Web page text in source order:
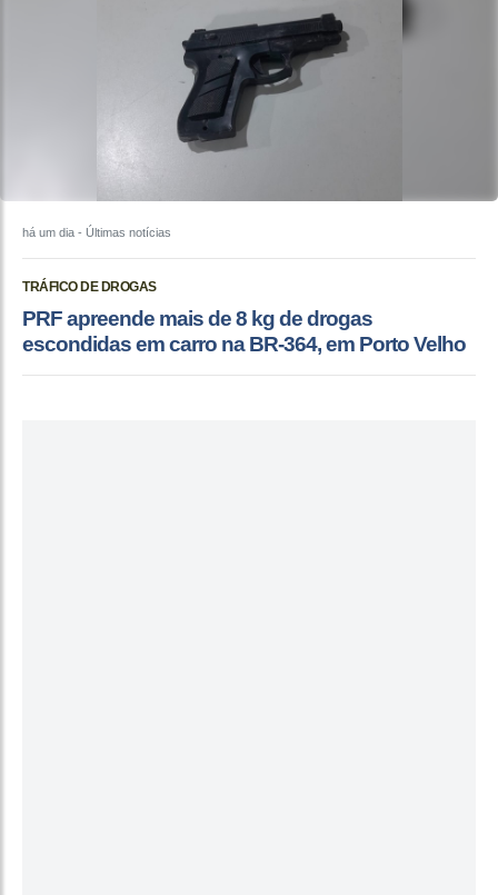
há um dia - Últimas notícias
TRÁFICO DE DROGAS
PRF apreende mais de 8 kg de drogas
escondidas em carro na BR-364, em Porto Velho